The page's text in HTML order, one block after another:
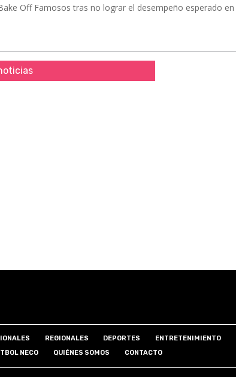
Off Famosos tras no lograr el desempeño esperado en
REGIONALES DEPORTES ENTRETENIMIENTO
NECO
QUIÉNES SOMOS CONTACTO